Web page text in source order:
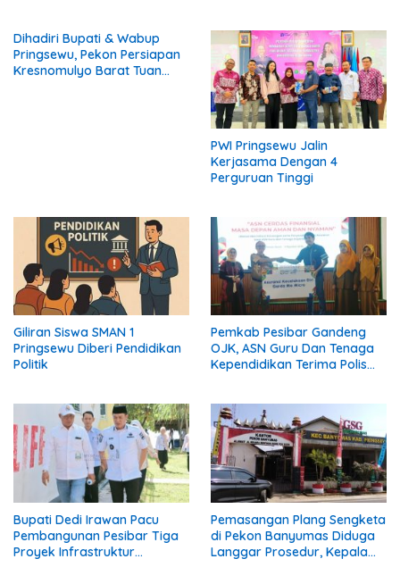
Dihadiri Bupati & Wabup
Pringsewu, Pekon Persiapan
Kresnomulyo Barat Tuan
PWI Pringsewu Jalin
Kerjasama Dengan 4
Perguruan Tinggi
Giliran Siswa SMAN 1
Pringsewu Diberi Pendidikan
Politik
Pemkab Pesibar Gandeng
OJK, ASN Guru Dan Tenaga
Kependidikan Terima Polis
Bupati Dedi Irawan Pacu
Pembangunan Pesibar Tiga
Proyek Infrastruktur
Pemasangan Plang Sengketa
di Pekon Banyumas Diduga
Langgar Prosedur, Kepala